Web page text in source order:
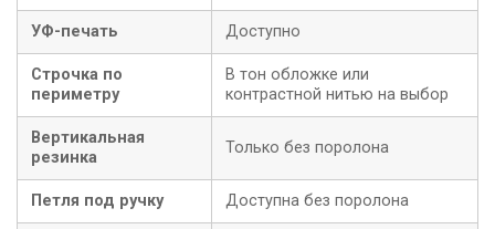
УФ-печать Доступно
Строчка по
периметру
В тон обложке или
контрастной нитью на выбор
Вертикальная
резинка
Только без поролона
Петля под ручку Доступна без поролона